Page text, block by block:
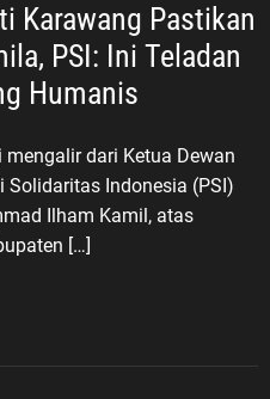
Karawang Pastikan
PSI: Ini Teladan
Humanis
mengalir dari Ketua Dewan
Solidaritas Indonesia (PSI)
Ilham Kamil, atas
[…]